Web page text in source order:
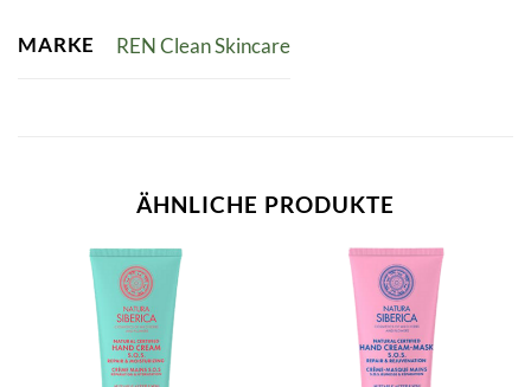
MARKE REN Clean Skincare
ÄHNLICHE PRODUKTE